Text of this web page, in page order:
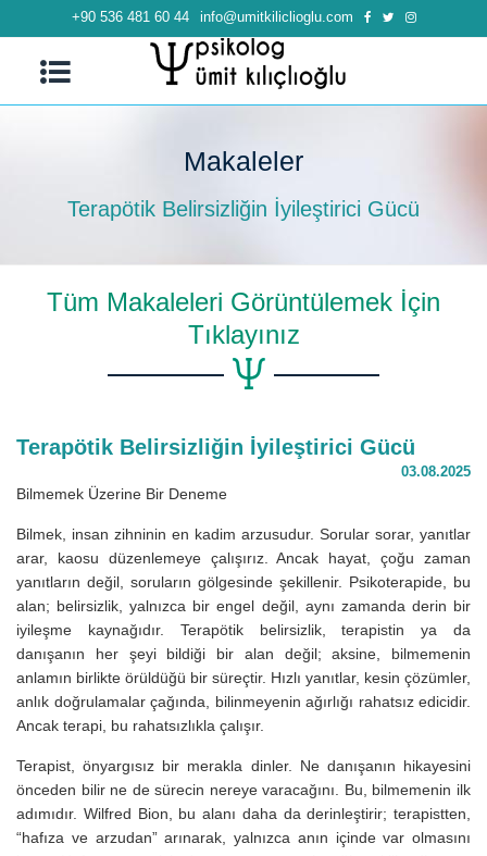
+90 536 481 60 44 info@umitkiliclioglu.com
Makaleler
Terapötik Belirsizliğin İyileştirici Gücü
Tüm Makaleleri Görüntülemek İçin
Tıklayınız
Terapötik Belirsizliğin İyileştirici Gücü
03.08.2025
Bilmemek Üzerine Bir Deneme
Bilmek, insan zihninin en kadim arzusudur. Sorular sorar, yanıtlar
arar, kaosu düzenlemeye çalışırız. Ancak hayat, çoğu zaman
yanıtların değil, soruların gölgesinde şekillenir. Psikoterapide, bu
alan; belirsizlik, yalnızca bir engel değil, aynı zamanda derin bir
iyileşme kaynağıdır. Terapötik belirsizlik, terapistin ya da
danışanın her şeyi bildiği bir alan değil; aksine, bilmemenin
anlamın birlikte örüldüğü bir süreçtir. Hızlı yanıtlar, kesin çözümler,
anlık doğrulamalar çağında, bilinmeyenin ağırlığı rahatsız edicidir.
Ancak terapi, bu rahatsızlıkla çalışır.
Terapist, önyargısız bir merakla dinler. Ne danışanın hikayesini
önceden bilir ne de sürecin nereye varacağını. Bu, bilmemenin ilk
adımıdır. Wilfred Bion, bu alanı daha da derinleştirir; terapistten,
“hafıza ve arzudan” arınarak, yalnızca anın içinde var olmasını